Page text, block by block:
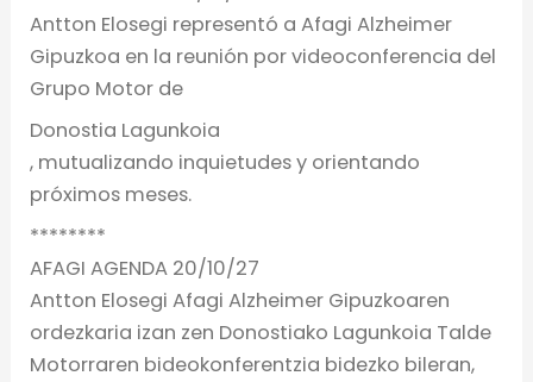
Antton Elosegi representó a Afagi Alzheimer
Gipuzkoa en la reunión por videoconferencia del
Grupo Motor de
Donostia Lagunkoia
, mutualizando inquietudes y orientando
próximos meses.
********
AFAGI AGENDA 20/10/27
Antton Elosegi Afagi Alzheimer Gipuzkoaren
ordezkaria izan zen Donostiako Lagunkoia Talde
Motorraren bideokonferentzia bidezko bileran,